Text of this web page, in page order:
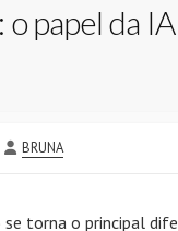
papel da
AUTHOR
BRUNA
se torna o principal